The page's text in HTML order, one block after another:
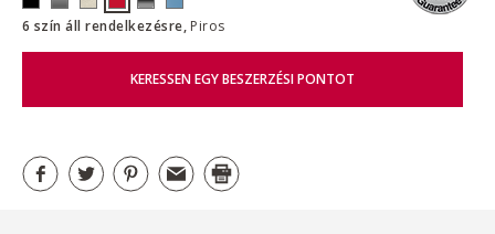
6 szín áll rendelkezésre, Piros
KERESSEN EGY BESZERZÉSI PONTOT